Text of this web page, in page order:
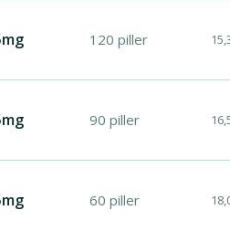
120 piller
90 piller
60 piller